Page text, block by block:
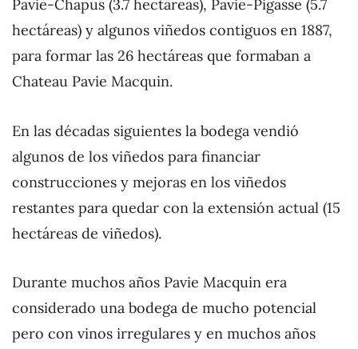
Pavie-Chapus (3.7 hectáreas), Pavie-Pigasse (5.7
hectáreas) y algunos viñedos contiguos en 1887,
para formar las 26 hectáreas que formaban a
Chateau Pavie Macquin.
En las décadas siguientes la bodega vendió
algunos de los viñedos para financiar
construcciones y mejoras en los viñedos
restantes para quedar con la extensión actual (15
hectáreas de viñedos).
Durante muchos años Pavie Macquin era
considerado una bodega de mucho potencial
pero con vinos irregulares y en muchos años